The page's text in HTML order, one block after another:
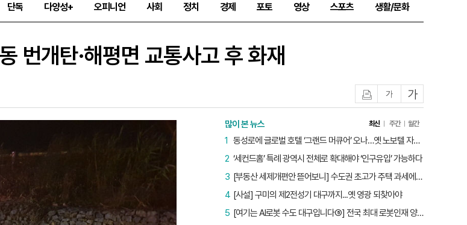
단독 다양성+ 오피니언 사회 정치 경제 포토 영상 스포츠 생활/문화
번개탄·해평면 교통사고 후 화재
글자작게글자크게
많이 본 뉴스 최신 주간 월간
동성로에 글로벌 호텔 ‘그랜드 머큐어’ 오나…옛 노보텔 자리 사무실 개설
1
‘세컨드홈’ 특례 광역시 전체로 확대해야 ‘인구유입’ 가능하다
2
[부동산 세제개편안 뜯어보니] 수도권 초고가 주택 과세에만 초점…침체된 지방 부동산 대책은 없다
3
[사설] 구미의 제2전성기 대구까지...옛 영광 되찾아야
4
[여기는 AI로봇 수도 대구입니다⑤] 전국 최대 로봇인재 양성소…“대구산업 맞춤형 교육과정 만들자”
5